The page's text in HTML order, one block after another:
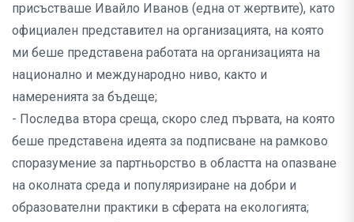
присъстваше Ивайло Иванов (една от жертвите), като
официален представител на организацията, на която
ми беше представена работата на организацията на
национално и международно ниво, както и
намеренията за бъдеще;
- Последва втора среща, скоро след първата, на която
беше представена идеята за подписване на рамково
споразумение за партньорство в областта на опазване
на околната среда и популяризиране на добри и
образователни практики в сферата на екологията;